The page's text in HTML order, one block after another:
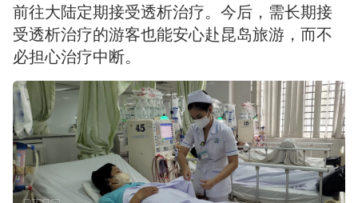
前往大陆定期接受透析治疗。今后，需长期接
受透析治疗的游客也能安心赴昆岛旅游，而不
必担心治疗中断。